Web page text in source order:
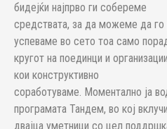
бидејќи најпрво ги собереме
средствата, за да можеме да го
успеваме во сето тоа само
кругот на поединци и
кои конструктивно
соработуваме. Моментално ја
програмата Тандем, во кој
двајца уметници со цел